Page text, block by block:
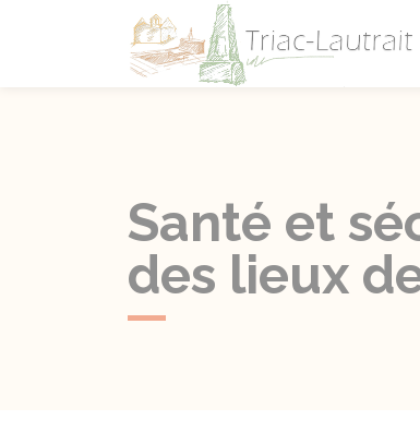
Santé et
des lieux